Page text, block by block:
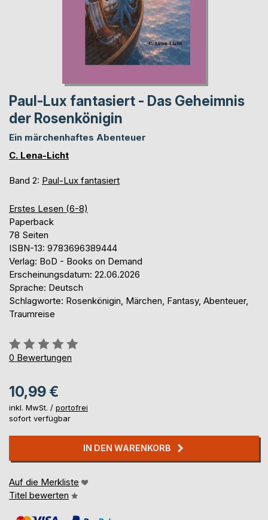
Paul-Lux fantasiert - Das Geheimnis
der Rosenkönigin
Ein märchenhaftes Abenteuer
C. Lena-Licht
Band 2: Paul-Lux fantasiert
Erstes Lesen (6-8)
Paperback
78 Seiten
ISBN-13: 9783696389444
Verlag: BoD - Books on Demand
Erscheinungsdatum: 22.06.2026
Sprache: Deutsch
Schlagworte: Rosenkönigin, Märchen, Fantasy, Abenteuer,
Traumreise
Bewertung::
0%
0 Bewertungen
10,99 €
inkl. MwSt. / portofrei
sofort verfügbar
IN DEN WARENKORB
Auf die Merkliste
Titel bewerten